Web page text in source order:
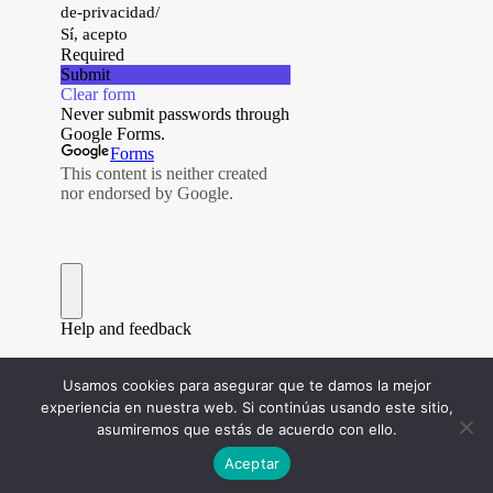
Usamos cookies para asegurar que te damos la mejor
experiencia en nuestra web. Si continúas usando este sitio,
asumiremos que estás de acuerdo con ello.
Aceptar